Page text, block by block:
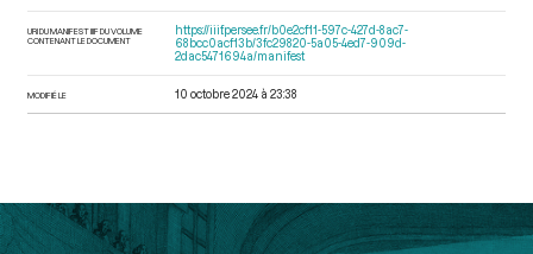
URI DU MANIFEST IIIF DU VOLUME
CONTENANT LE DOCUMENT
https://iiif.persee.fr/b0e2cf11-597c-427d-8ac7-
68bcc0acf13b/3fc29820-5a05-4ed7-909d-
2dac5471694a/manifest
MODIFIÉ LE 10 octobre 2024 à 23:38